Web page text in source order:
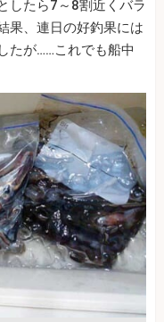
したら7～8割近くバラ
果、連日の好釣果には
たが……これでも船中